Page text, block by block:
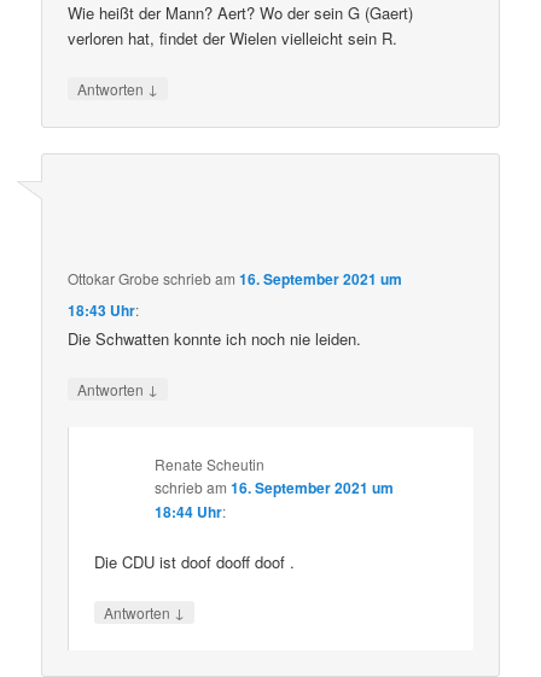
Wie heißt der Mann? Aert? Wo der sein G (Gaert)
verloren hat, findet der Wielen vielleicht sein R.
Antworten ↓
Ottokar Grobe schriebam16. September 2021 um
18:43 Uhr:
Die Schwatten konnte ich noch nie leiden.
Antworten ↓
Renate Scheutin
schriebam16. September 2021 um
18:44 Uhr:
Die CDU ist doof dooff doof .
Antworten ↓